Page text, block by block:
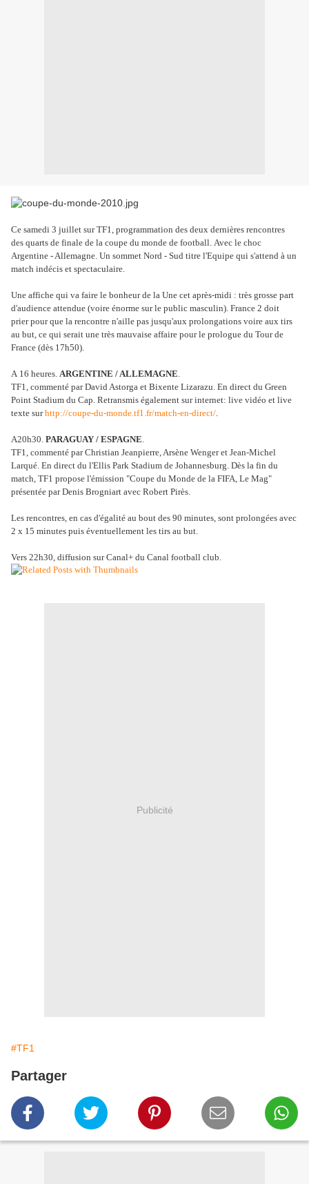
Ce samedi 3 juillet sur TF1, programmation des deux dernières rencontres
des quarts de finale de la coupe du monde de football. Avec le choc
Argentine - Allemagne. Un sommet Nord - Sud titre l'Equipe qui s'attend à un
match indécis et spectaculaire.
Une affiche qui va faire le bonheur de la Une cet après-midi : très grosse part
d'audience attendue (voire énorme sur le public masculin). France 2 doit
prier pour que la rencontre n'aille pas jusqu'aux prolongations voire aux tirs
au but, ce qui serait une très mauvaise affaire pour le prologue du Tour de
France (dès 17h50).
A 16 heures. ARGENTINE / ALLEMAGNE.
TF1, commenté par David Astorga et Bixente Lizarazu. En direct du Green
Point Stadium du Cap. Retransmis également sur internet: live vidéo et live
texte surhttp://coupe-du-monde.tf1.fr/match-en-direct/.
A20h30. PARAGUAY / ESPAGNE.
TF1, commenté par Christian Jeanpierre, Arsène Wenger et Jean-Michel
Larqué. En direct du l'Ellis Park Stadium de Johannesburg. Dès la fin du
match, TF1 propose l'émission "Coupe du Monde de la FIFA, Le Mag"
présentée par Denis Brogniart avec Robert Pirès.
Les rencontres, en cas d'égalité au bout des 90 minutes, sont prolongées avec
2 x 15 minutes puis éventuellement les tirs au but.
Vers 22h30, diffusion sur Canal+ du Canal football club.
Publicité
#TF1
Partager